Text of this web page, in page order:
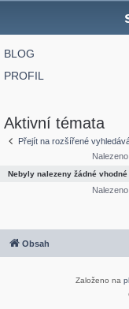
BLOG
PROFIL
Aktivní témata
Přejít na rozšířené
Nebyly nalezeny žádné
Obsah
Založeno na